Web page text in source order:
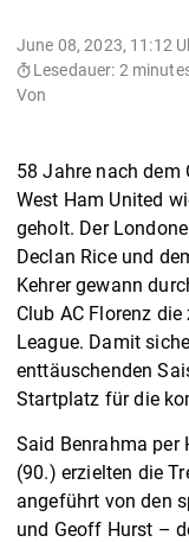
June 08, 2023, 11:12
Lesedauer: 2
Von
58 Jahre nach dem
West Ham United
geholt. Der
Declan Rice und
Kehrer gewann
Club AC Florenz
League. Damit
enttäuschenden
Startplatz für die
Said Benrahma per
(90.) erzielten die
angeführt von den
und Geoff Hurst –